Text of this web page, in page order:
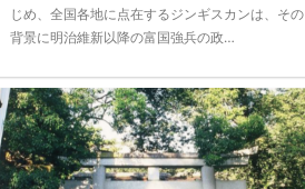
じめ、全国各地に点在するジンギスカンは、その
背景に明治維新以降の富国強兵の政…